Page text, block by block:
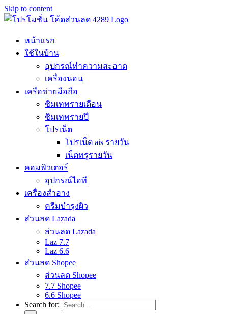
Skip to content
หน้าแรก
ใช้ในบ้าน
อุปกรณ์ทำความสะอาด
เครื่องนอน
เครือข่ายมือถือ
ซิมเทพรายเดือน
ซิมเทพรายปี
โปรเน็ต
โปรเน็ต ais รายวัน
เน็ตทรูรายวัน
คอมพิวเตอร์
อุปกรณ์ไอที
เครื่องสำอาง
ครีมบำรุงผิว
ส่วนลด Lazada
ส่วนลด Lazada
Laz 7.7
Laz 6.6
ส่วนลด Shopee
ส่วนลด Shopee
7.7 Shopee
6.6 Shopee
Search for: